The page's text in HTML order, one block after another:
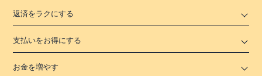
返済をラクにする
支払いをお得にする
お金を増やす